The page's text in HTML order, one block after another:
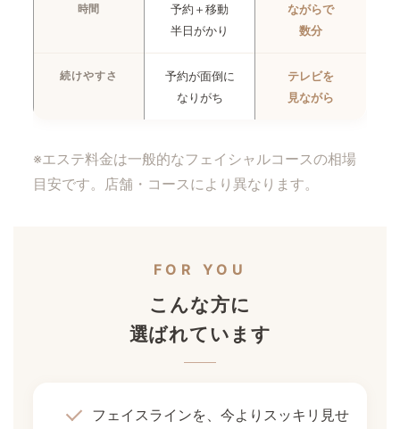
時間
予約＋移動
半日がかり
ながらで
数分
続けやすさ
予約が面倒に
なりがち
テレビを
見ながら
※エステ料金は一般的なフェイシャルコースの相場
目安です。店舗・コースにより異なります。
FOR YOU
こんな方に
選ばれています
フェイスラインを、今よりスッキリ見せ